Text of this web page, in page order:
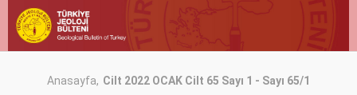
Anasayfa Cilt 2022 OCAK Cilt 65 Sayı 1 - Sayı 65/1